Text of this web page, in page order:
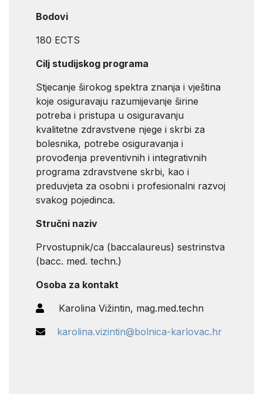
Bodovi
180 ECTS
Cilj studijskog programa
Stjecanje širokog spektra znanja i vještina
koje osiguravaju razumijevanje širine
potreba i pristupa u osiguravanju
kvalitetne zdravstvene njege i skrbi za
bolesnika, potrebe osiguravanja i
provođenja preventivnih i integrativnih
programa zdravstvene skrbi, kao i
preduvjeta za osobni i profesionalni razvoj
svakog pojedinca.
Stručni naziv
Prvostupnik/ca (baccalaureus) sestrinstva
(bacc. med. techn.)
Osoba za kontakt
Karolina Vižintin, mag.med.techn
karolina.vizintin@bolnica-karlovac.hr